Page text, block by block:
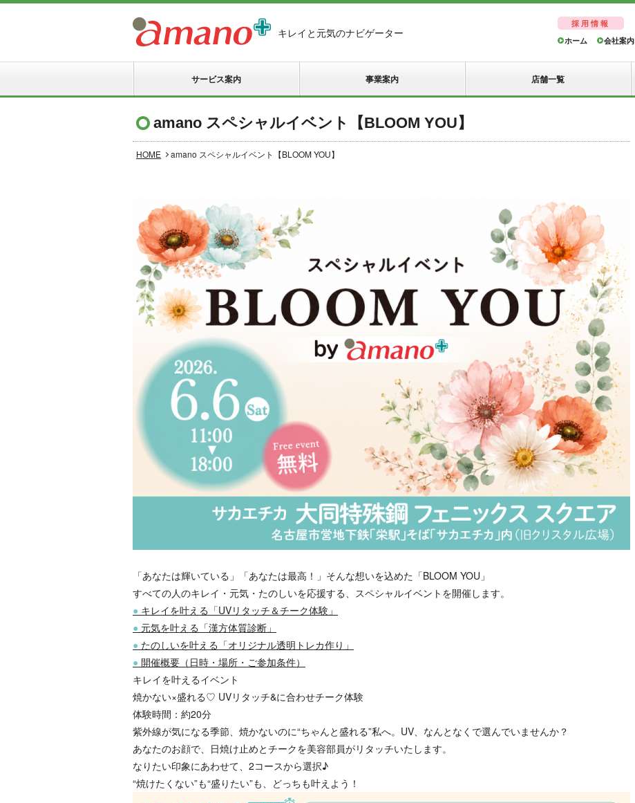
キレイと元気のナビゲーター
採用情報
ホーム
会社案内
サービス案内 事業案内 店舗一覧
amano スペシャルイベント【BLOOM YOU】
HOME amano スペシャルイベント【BLOOM YOU】
「あなたは輝いている」「あなたは最高！」そんな想いを込めた「BLOOM YOU」
すべての人のキレイ・元気・たのしいを応援する、スペシャルイベントを開催します。
● キレイを叶える「UVリタッチ＆チーク体験」
● 元気を叶える「漢方体質診断」
● たのしいを叶える「オリジナル透明トレカ作り」
● 開催概要（日時・場所・ご参加条件）
キレイを叶えるイベント
焼かない×盛れる♡ UVリタッチ&に合わせチーク体験
体験時間：約20分
紫外線が気になる季節、焼かないのに“ちゃんと盛れる”私へ。UV、なんとなくで選んでいませんか？
あなたのお顔で、日焼け止めとチークを美容部員がリタッチいたします。
なりたい印象にあわせて、2コースから選択♪
“焼けたくない”も“盛りたい”も、どっちも叶えよう！